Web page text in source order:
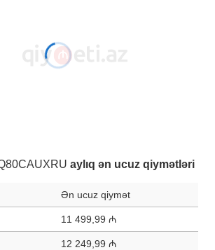
aylıq ən ucuz qiymətləri
Ən ucuz qiymət
11 499,99 ₼
12 249,99 ₼